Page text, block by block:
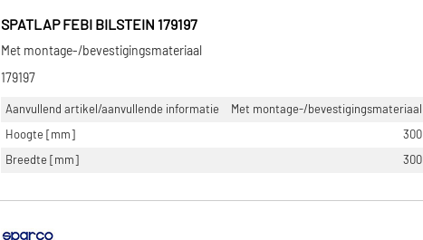
SPATLAP FEBI BILSTEIN 179197
Met montage-/bevestigingsmateriaal
179197
Aanvullend artikel/aanvullende informatie
Met montage-/bevestigingsmateriaal
Hoogte [mm]
300
Breedte [mm]
300